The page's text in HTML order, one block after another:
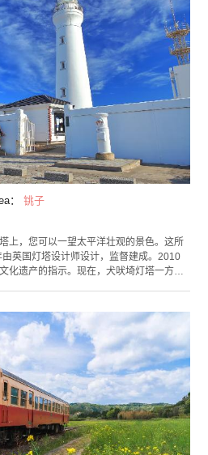
： 铫子
上，您可以一望太平洋壮观的景色。这所
英国灯塔设计师设计，监督建成。2010
化遗产的指示。现在，犬吠埼灯塔一方守
识。